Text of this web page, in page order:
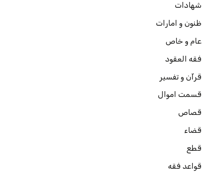
شهادات
ظنون و امارات
عام و خاص
فقه العقود
قرآن و تفسیر
قسمت اموال
قصاص
قضاء
قطع
قواعد فقه